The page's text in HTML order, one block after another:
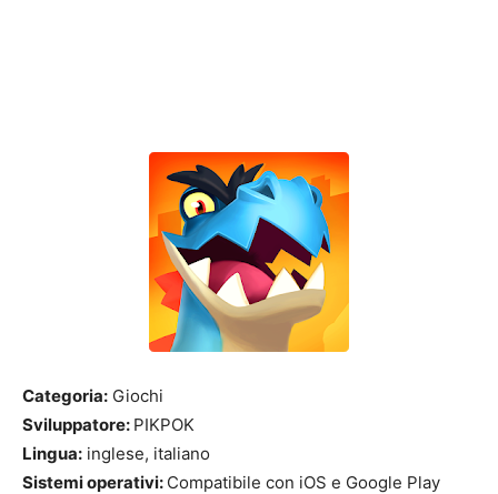
Categoria: Giochi
Sviluppatore: PIKPOK
Lingua: inglese, italiano
Sistemi operativi: Compatibile con iOS e Google Play